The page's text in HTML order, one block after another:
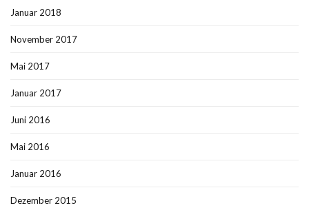
Januar 2018
November 2017
Mai 2017
Januar 2017
Juni 2016
Mai 2016
Januar 2016
Dezember 2015